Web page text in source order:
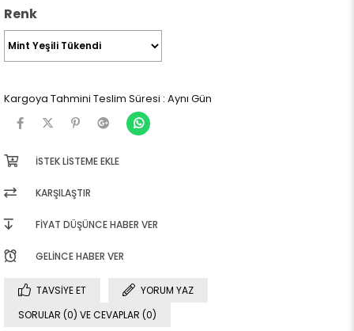
Renk
Kargoya Tahmini Teslim Süresi : Aynı Gün
İSTEK LISTEME EKLE
KARŞILAŞTIR
FIYAT DÜŞÜNCE HABER VER
GELINCE HABER VER
TAVSIYE ET
YORUM YAZ
SORULAR (0) VE CEVAPLAR (0)